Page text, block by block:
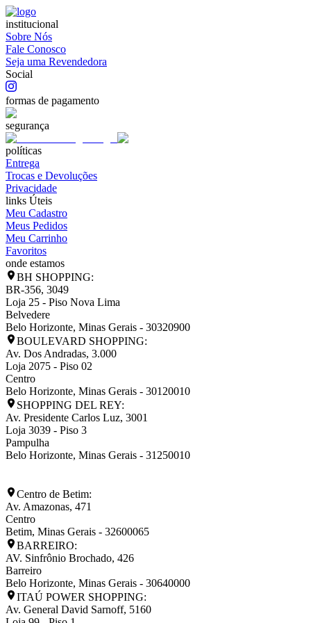
institucional
Sobre Nós
Fale Conosco
Seja uma Revendedora
Social
formas de pagamento
segurança
políticas
Entrega
Trocas e Devoluções
Privacidade
links Úteis
Meu Cadastro
Meus Pedidos
Meu Carrinho
Favoritos
onde estamos
BH SHOPPING:
BR-356, 3049
Loja 25 - Piso Nova Lima
Belvedere
Belo Horizonte, Minas Gerais - 30320900
BOULEVARD SHOPPING:
Av. Dos Andradas, 3.000
Loja 2075 - Piso 02
Centro
Belo Horizonte, Minas Gerais - 30120010
SHOPPING DEL REY:
Av. Presidente Carlos Luz, 3001
Loja 3039 - Piso 3
Pampulha
Belo Horizonte, Minas Gerais - 31250010
Centro de Betim:
Av. Amazonas, 471
Centro
Betim, Minas Gerais - 32600065
BARREIRO:
AV. Sinfrônio Brochado, 426
Barreiro
Belo Horizonte, Minas Gerais - 30640000
ITAÚ POWER SHOPPING:
Av. General David Sarnoff, 5160